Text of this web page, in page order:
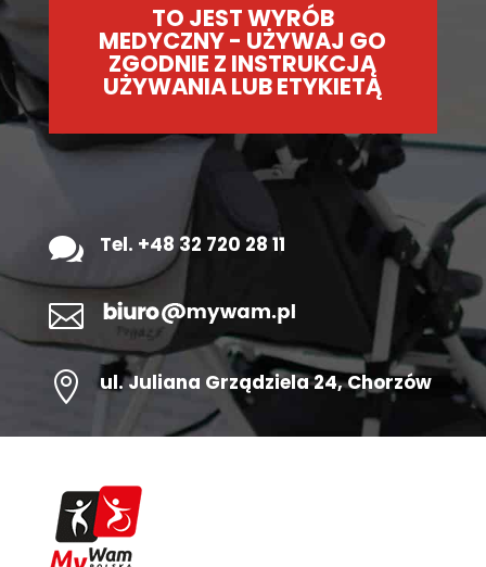
TO JEST WYRÓB
MEDYCZNY - UŻYWAJ GO
ZGODNIE Z INSTRUKCJĄ
UŻYWANIA LUB ETYKIETĄ
 Tel. +48 32 720 28 11

 ul.Juliana Grządziela 24, Chorzów